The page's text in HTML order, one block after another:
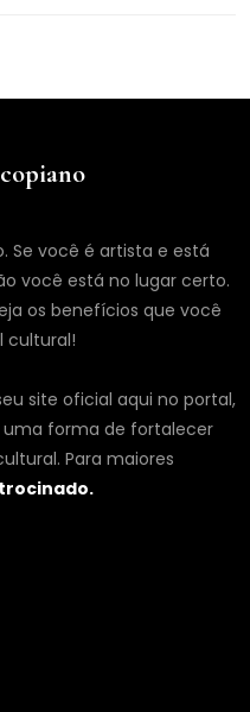
Se você é artista e está
você está no lugar certo.
os benefícios que você
cultural!
site oficial aqui no portal,
uma forma de fortalecer
Para maiores